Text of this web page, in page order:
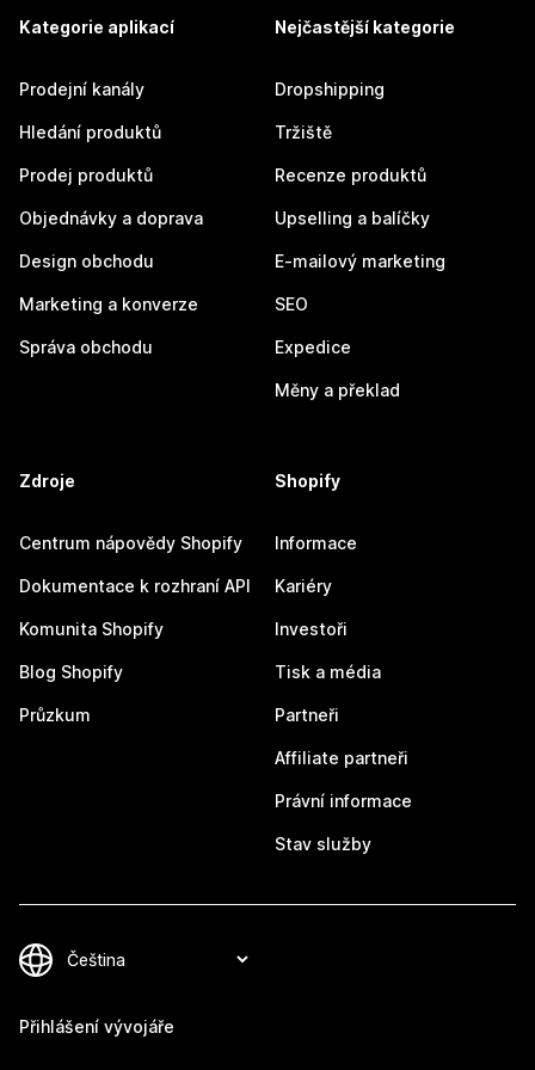
Kategorie aplikací
Prodejní kanály
Hledání produktů
Prodej produktů
Objednávky a doprava
Design obchodu
Marketing a konverze
Správa obchodu
Nejčastější kategorie
Dropshipping
Tržiště
Recenze produktů
Upselling a balíčky
E-mailový marketing
SEO
Expedice
Měny a překlad
Zdroje
Centrum nápovědy Shopify
Dokumentace k rozhraní API
Komunita Shopify
Blog Shopify
Průzkum
Shopify
Informace
Kariéry
Investoři
Tisk a média
Partneři
Affiliate partneři
Právní informace
Stav služby
Přihlášení vývojáře